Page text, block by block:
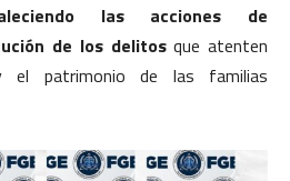
las acciones de
de los delitosque atenten
el patrimonio de las familias